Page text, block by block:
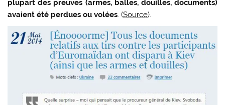
plupart des preuves (armes, balles, douilles, documents)
avaient été perdues ou volées. (Source).